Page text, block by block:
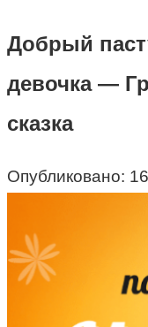
Добрый
девочка —
сказка
Опубликовано: